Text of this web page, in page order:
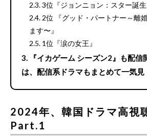
3位『ジョンニョン：スター誕生
2位 『グッド・パートナー～離
ます〜』
1位『涙の女王』
『イカゲーム シーズン2』も配
は、配信系ドラマもまとめて一気見
2024年、韓国ドラマ高視
Part.1